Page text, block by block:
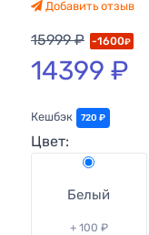
Добавить отзыв
15999 ₽ -1600₽
14399 ₽
Кешбэк 720 ₽
Цвет:
Белый
+ 100 ₽